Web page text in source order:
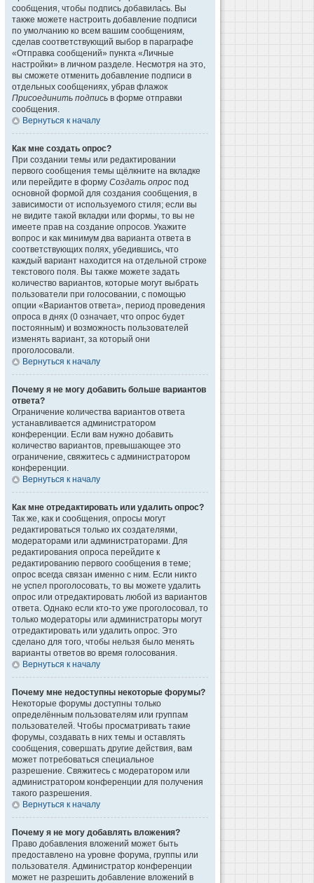
сообщения, чтобы подпись добавилась. Вы
также можете настроить добавление подписи
по умолчанию ко всем вашим сообщениям,
сделав соответствующий выбор в параграфе
«Отправка сообщений» пункта «Личные
настройки» в личном разделе. Несмотря на это,
вы сможете отменить добавление подписи в
отдельных сообщениях, убрав флажок
Присоединить подпись в форме отправки
сообщения.
Вернуться к началу
Как мне создать опрос?
При создании темы или редактировании
первого сообщения темы щёлкните на вкладке
или перейдите в форму Создать опрос под
основной формой для создания сообщения, в
зависимости от используемого стиля; если вы
не видите такой вкладки или формы, то вы не
имеете прав на создание опросов. Укажите
вопрос и как минимум два варианта ответа в
соответствующих полях, убедившись, что
каждый вариант находится на отдельной строке
текстового поля. Вы также можете задать
количество вариантов, которые могут выбрать
пользователи при голосовании, с помощью
опции «Вариантов ответа», период проведения
опроса в днях (0 означает, что опрос будет
постоянным) и возможность пользователей
изменять вариант, за который они
проголосовали.
Вернуться к началу
Почему я не могу добавить больше вариантов
ответа?
Ограничение количества вариантов ответа
устанавливается администратором
конференции. Если вам нужно добавить
количество вариантов, превышающее это
ограничение, свяжитесь с администратором
конференции.
Вернуться к началу
Как мне отредактировать или удалить опрос?
Так же, как и сообщения, опросы могут
редактироваться только их создателями,
модераторами или администраторами. Для
редактирования опроса перейдите к
редактированию первого сообщения в теме;
опрос всегда связан именно с ним. Если никто
не успел проголосовать, то вы можете удалить
опрос или отредактировать любой из вариантов
ответа. Однако если кто-то уже проголосовал, то
только модераторы или администраторы могут
отредактировать или удалить опрос. Это
сделано для того, чтобы нельзя было менять
варианты ответов во время голосования.
Вернуться к началу
Почему мне недоступны некоторые форумы?
Некоторые форумы доступны только
определённым пользователям или группам
пользователей. Чтобы просматривать такие
форумы, создавать в них темы и оставлять
сообщения, совершать другие действия, вам
может потребоваться специальное
разрешение. Свяжитесь с модератором или
администратором конференции для получения
такого разрешения.
Вернуться к началу
Почему я не могу добавлять вложения?
Право добавления вложений может быть
предоставлено на уровне форума, группы или
пользователя. Администратор конференции
может не разрешить добавление вложений в